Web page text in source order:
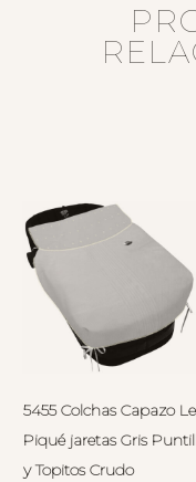
5455 Colchas Capazo
Piqué jaretas Gris
y Topitos Crudo